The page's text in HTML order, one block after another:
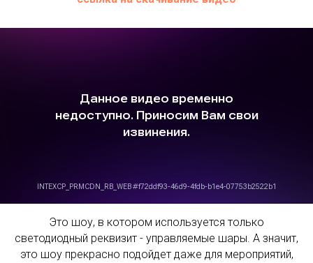
Это шоу, в котором используется только
светодиодный реквизит - управляемые шары. А значит,
это шоу прекрасно подойдет даже для мероприятий,